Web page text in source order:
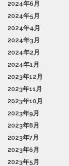
2024年6月
2024年5月
2024年4月
2024年3月
2024年2月
2024年1月
2023年12月
2023年11月
2023年10月
2023年9月
2023年8月
2023年7月
2023年6月
2023年5月